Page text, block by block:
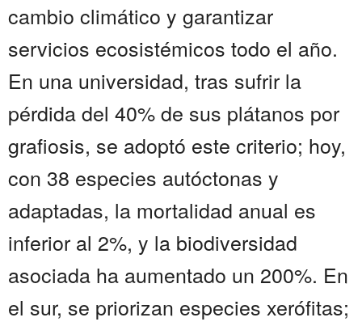
cambio climático y garantizar
servicios ecosistémicos todo el año.
En una universidad, tras sufrir la
pérdida del 40% de sus plátanos por
grafiosis, se adoptó este criterio; hoy,
con 38 especies autóctonas y
adaptadas, la mortalidad anual es
inferior al 2%, y la biodiversidad
asociada ha aumentado un 200%. En
el sur, se priorizan especies xerófitas;